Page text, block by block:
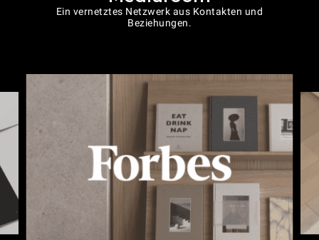
Ein vernetztes Netzwerk aus Kontakten und
Beziehungen.